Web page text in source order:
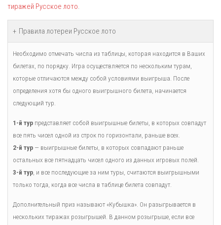
тиражей Русское лото.
Правила лотереи Русское лото
Необходимо отмечать числа из таблицы, которая находится в Ваших
билетах, по порядку. Игра осуществляется по нескольким турам,
которые отличаются между собой условиями выигрыша. После
определения хотя бы одного выигрышного билета, начинается
следующий тур.
1-й тур представляет собой выигрышные билеты, в которых совпадут
все пять чисел одной из строк по горизонтали, раньше всех.
2-й тур — выигрышные билеты, в которых совпадают раньше
остальных все пятнадцать чисел одного из данных игровых полей.
3-й тур, и все последующие за ним туры, считаются выигрышными
только тогда, когда все числа в таблице билета совпадут.
Дополнительный приз называют «Кубышка». Он разыгрывается в
нескольких тиражах розыгрышей. В данном розыгрыше, если все